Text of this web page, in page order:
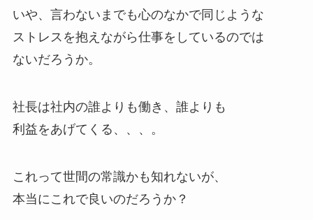
いや、言わないまでも心のなかで同じような
ストレスを抱えながら仕事をしているのでは
ないだろうか。
社長は社内の誰よりも働き、誰よりも
利益をあげてくる、、、。
これって世間の常識かも知れないが、
本当にこれで良いのだろうか？